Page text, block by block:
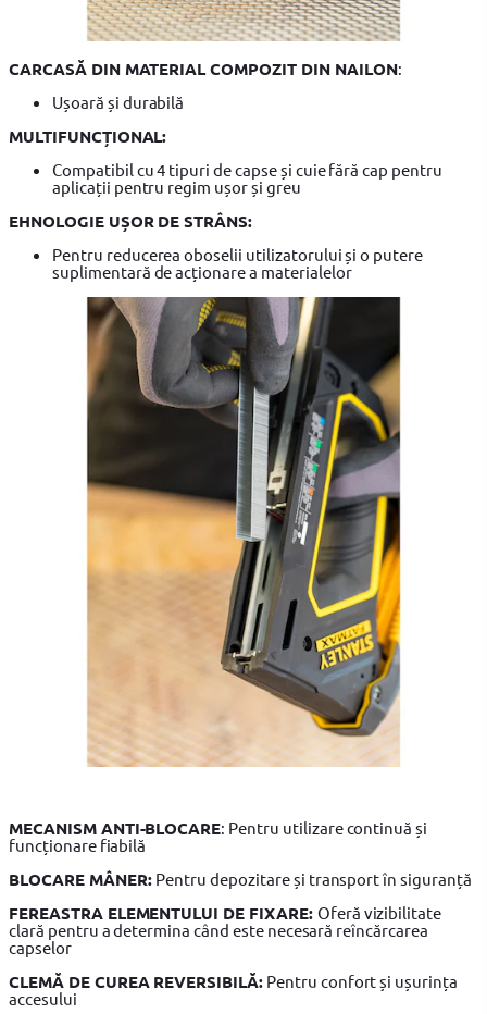
CARCASĂ DIN MATERIAL COMPOZIT DIN NAILON:
Ușoară și durabilă
MULTIFUNCȚIONAL:
Compatibil cu 4 tipuri de capse și cuie fără cap pentru
aplicații pentru regim ușor și greu
EHNOLOGIE UȘOR DE STRÂNS:
Pentru reducerea oboselii utilizatorului și o putere
suplimentară de acționare a materialelor
MECANISM ANTI-BLOCARE: Pentru utilizare continuă și
funcționare fiabilă
BLOCARE MÂNER: Pentru depozitare și transport în siguranță
FEREASTRA ELEMENTULUI DE FIXARE: Oferă vizibilitate
clară pentru a determina când este necesară reîncărcarea
capselor
CLEMĂ DE CUREA REVERSIBILĂ: Pentru confort și ușurința
accesului